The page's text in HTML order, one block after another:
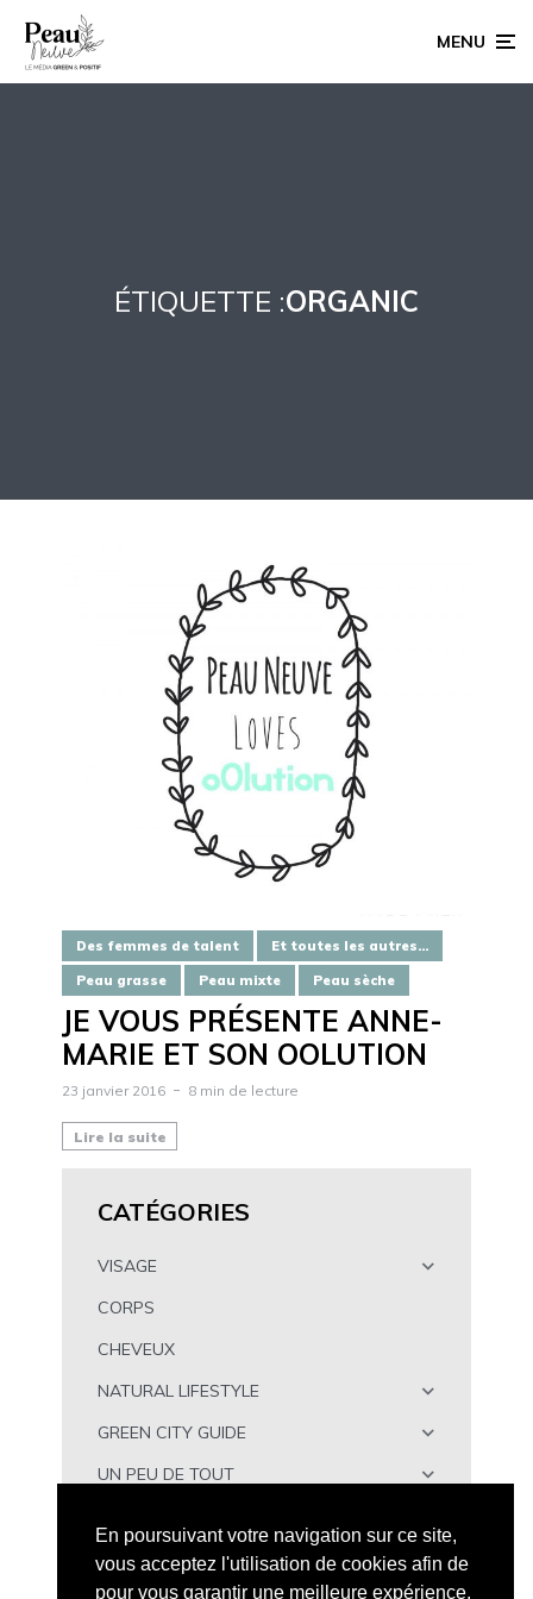
MENU
ÉTIQUETTE :ORGANIC
Des femmes de talent Et toutes les autres...
Peau grasse Peau mixte Peau sèche
JE VOUS PRÉSENTE ANNE-
MARIE ET SON OOLUTION
23 janvier 2016 8 min de lecture
Lire la suite
CATÉGORIES
VISAGE
CORPS
CHEVEUX
NATURAL LIFESTYLE
GREEN CITY GUIDE
UN PEU DE TOUT
En poursuivant votre navigation sur ce site,
vous acceptez l'utilisation de cookies afin de
pour vous garantir une meilleure expérience.